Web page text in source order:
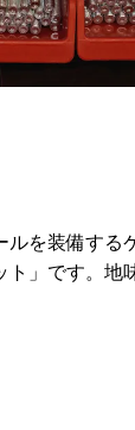
を装備する
」です。地